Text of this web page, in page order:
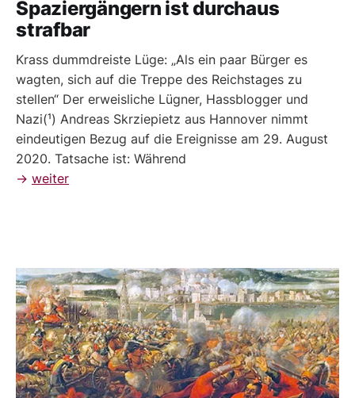
Spaziergängern ist durchaus
strafbar
Krass dummdreiste Lüge: „Als ein paar Bürger es
wagten, sich auf die Treppe des Reichstages zu
stellen“ Der erweisliche Lügner, Hassblogger und
Nazi(¹) Andreas Skrziepietz aus Hannover nimmt
eindeutigen Bezug auf die Ereignisse am 29. August
2020. Tatsache ist: Während
→ weiter